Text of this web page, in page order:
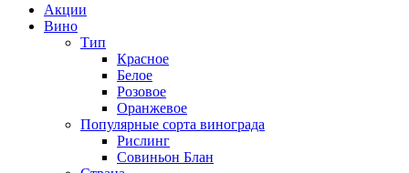
Акции
Вино
Тип
Красное
Белое
Розовое
Оранжевое
Популярные сорта винограда
Рислинг
Совиньон Блан